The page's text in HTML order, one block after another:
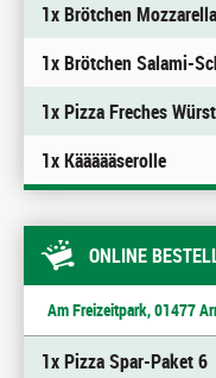
1x Brötchen Mozzarella
1x Brötchen Salami-
1x Pizza Freches
1x Käääääserolle
ONLINE
Am Freizeitpark, 01477
1x Pizza Spar-Paket 6